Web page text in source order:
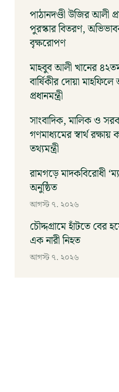
পাঠানদণ্ডী উজির আলী
পুরস্কার বিতরণ,
বৃক্ষরোপণ
আগস্ট ৭, ২০২৬
মাহবুব আলী খানের
বার্ষিকীর দোয়া
প্রধানমন্ত্রী
আগস্ট ৭, ২০২৬
সাংবাদিক, মালিক ও
গণমাধ্যমের স্বার্থ
তথ্যমন্ত্রী
রামগড়ে মাদকবিরোধী
অনুষ্ঠিত
আগস্ট ৭, ২০২৬
চৌদ্দগ্রামে হাঁটতে বের
এক নারী নিহত
আগস্ট ৭, ২০২৬